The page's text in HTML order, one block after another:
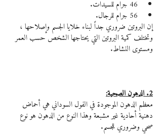
46 جرام للسيدات.
56 جرام للرجال.
إن البروتين ضروري جداً لبناء خلايا الجسم وإصلاحها ،
وتختلف كمية البروتين التي يحتاجها الشخص حسب العمر
ومستوى النشاط.
2. الدهون الصحية:
معظم الدهون الموجودة في الفول السوداني هي أحماض
دهنية أحادية غير مشبعة وهذا النوع من الدهون هو نوع
صحي وضروري للجسم.